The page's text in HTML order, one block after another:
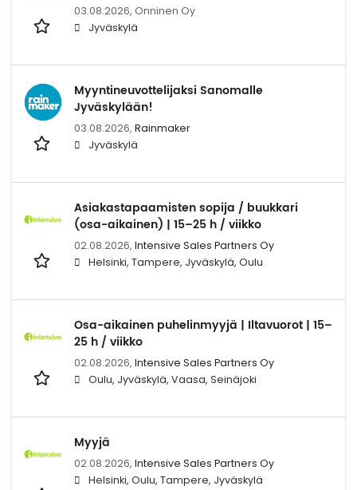
03.08.2026, Onninen Oy
Jyväskylä
Myyntineuvottelijaksi Sanomalle
Jyväskylään!
03.08.2026, Rainmaker
Jyväskylä
Asiakastapaamisten sopija / buukkari
(osa-aikainen) | 15–25 h / viikko
02.08.2026, Intensive Sales Partners Oy
Helsinki, Tampere, Jyväskylä, Oulu
Osa-aikainen puhelinmyyjä | Iltavuorot | 15–
25 h / viikko
02.08.2026, Intensive Sales Partners Oy
Oulu, Jyväskylä, Vaasa, Seinäjoki
Myyjä
02.08.2026, Intensive Sales Partners Oy
Helsinki, Oulu, Tampere, Jyväskylä